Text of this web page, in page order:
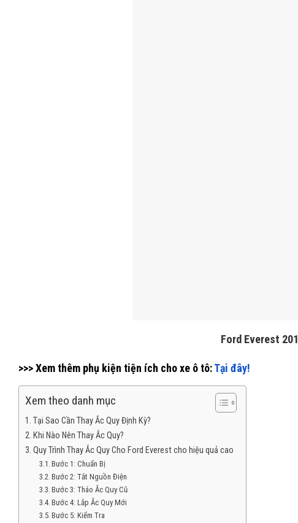
Ford Everest
>>> Xem thêm phụ kiện tiện ích cho xe ô tô:Tại đây!
Xem theo danh mục
Tại Sao Cần Thay Ắc Quy Định Kỳ?
Khi Nào Nên Thay Ắc Quy?
Quy Trình Thay Ắc Quy Cho Ford Everest cho hiệu quả cao
Bước 1: Chuẩn Bị
Bước 2: Tắt Nguồn Điện
Bước 3: Tháo Ắc Quy Cũ
Bước 4: Lắp Ắc Quy Mới
Bước 5: Kiểm Tra